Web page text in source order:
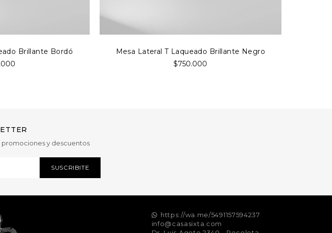
Brillante Bordó
Mesa Lateral T Laqueado Brillante Negro
$750.000
y descuentos
https://wa.me/5491157594237
info@casasixta.com